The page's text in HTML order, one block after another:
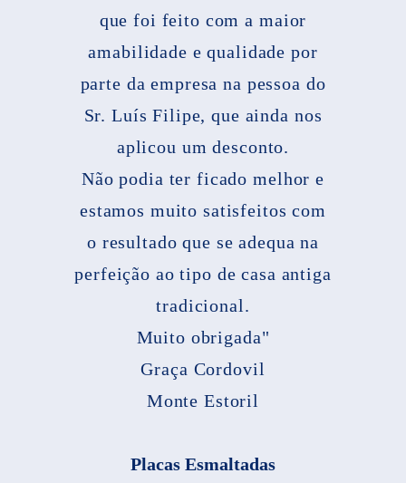
que foi feito com a maior
amabilidade e qualidade por
parte da empresa na pessoa do
Sr. Luís Filipe, que ainda nos
aplicou um desconto.
Não podia ter ficado melhor e
estamos muito satisfeitos com
o resultado que se adequa na
perfeição ao tipo de casa antiga
tradicional.
Muito obrigada"
Graça Cordovil
Monte Estoril
Placas Esmaltadas